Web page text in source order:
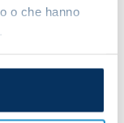
o che hanno